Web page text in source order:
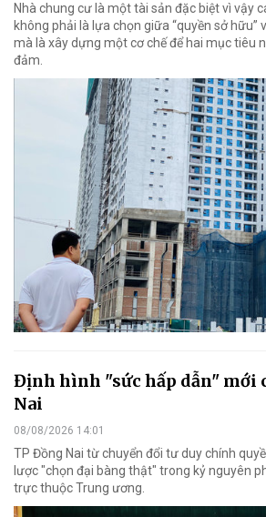
Nhà chung cư là một tài sản đặc biệt vì vậy
không phải là lựa chọn giữa “quyền sở hữu”
mà là xây dựng một cơ chế để hai mục tiêu
đảm.
Định hình "sức hấp dẫn" mới
Nai
08/08/2026 14:01
TP Đồng Nai từ chuyển đổi tư duy chính
lược "chọn đại bàng thật" trong kỷ nguyên
trực thuộc Trung ương.